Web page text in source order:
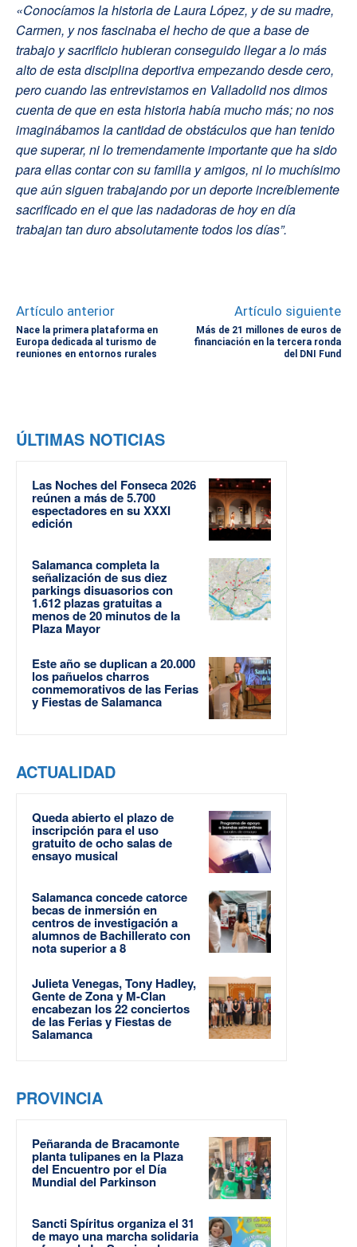
«Conocíamos la historia de Laura López, y de su madre,
Carmen, y nos fascinaba el hecho de que a base de
trabajo y sacrificio hubieran conseguido llegar a lo más
alto de esta disciplina deportiva empezando desde cero,
pero cuando las entrevistamos en Valladolid nos dimos
cuenta de que en esta historia había mucho más; no nos
imaginábamos la cantidad de obstáculos que han tenido
que superar, ni lo tremendamente importante que ha sido
para ellas contar con su familia y amigos, ni lo muchísimo
que aún siguen trabajando por un deporte increíblemente
sacrificado en el que las nadadoras de hoy en día
trabajan tan duro absolutamente todos los días”.
Artículo anterior
Nace la primera plataforma en
Europa dedicada al turismo de
reuniones en entornos rurales
Artículo siguiente
Más de 21 millones de euros de
financiación en la tercera ronda
del DNI Fund
ÚLTIMAS NOTICIAS
Las Noches del Fonseca 2026
reúnen a más de 5.700
espectadores en su XXXI
edición
Salamanca completa la
señalización de sus diez
parkings disuasorios con
1.612 plazas gratuitas a
menos de 20 minutos de la
Plaza Mayor
Este año se duplican a 20.000
los pañuelos charros
conmemorativos de las Ferias
y Fiestas de Salamanca
ACTUALIDAD
Queda abierto el plazo de
inscripción para el uso
gratuito de ocho salas de
ensayo musical
Salamanca concede catorce
becas de inmersión en
centros de investigación a
alumnos de Bachillerato con
nota superior a 8
Julieta Venegas, Tony Hadley,
Gente de Zona y M-Clan
encabezan los 22 conciertos
de las Ferias y Fiestas de
Salamanca
PROVINCIA
Peñaranda de Bracamonte
planta tulipanes en la Plaza
del Encuentro por el Día
Mundial del Parkinson
Sancti Spíritus organiza el 31
de mayo una marcha solidaria